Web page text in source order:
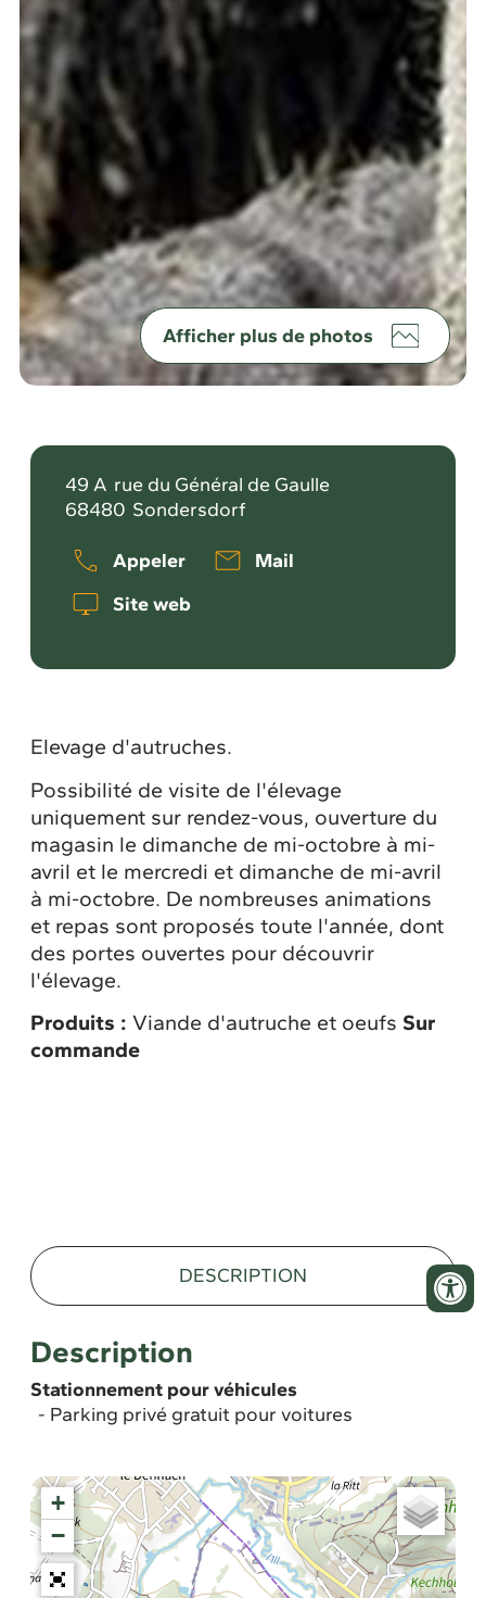
Afficher plus de photos
49 A rue du Général de Gaulle
68480 Sondersdorf
Appeler
Mail
Site web
Elevage d'autruches.
Possibilité de visite de l'élevage
uniquement sur rendez-vous, ouverture du
magasin le dimanche de mi-octobre à mi-
avril et le mercredi et dimanche de mi-avril
à mi-octobre. De nombreuses animations
et repas sont proposés toute l'année, dont
des portes ouvertes pour découvrir
l'élevage.
Produits : Viande d'autruche et oeufs Sur
commande
DESCRIPTION
Description
Stationnement pour véhicules
Parking privé gratuit pour voitures
+
−